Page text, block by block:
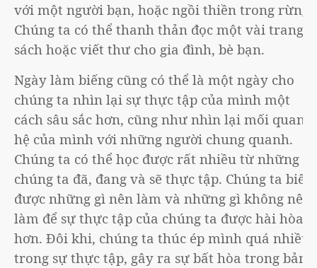
với một người bạn, hoặc ngồi thiền trong rừng.
Chúng ta có thể thanh thản đọc một vài trang
sách hoặc viết thư cho gia đình, bè bạn.
Ngày làm biếng cũng có thể là một ngày cho
chúng ta nhìn lại sự thực tập của mình một
cách sâu sắc hơn, cũng như nhìn lại mối quan
hệ của mình với những người chung quanh.
Chúng ta có thể học được rất nhiều từ những gì
chúng ta đã, đang và sẽ thực tập. Chúng ta biết
được những gì nên làm và những gì không nên
làm để sự thực tập của chúng ta được hài hòa
hơn. Đôi khi, chúng ta thúc ép mình quá nhiều
trong sự thực tập, gây ra sự bất hòa trong bản